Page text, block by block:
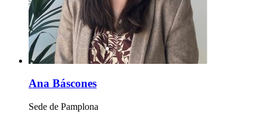
Ana Báscones
Sede de Pamplona